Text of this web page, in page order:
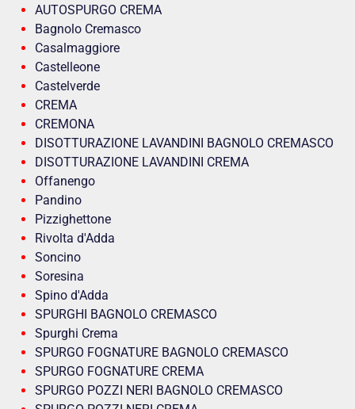
AUTOSPURGO CREMA
Bagnolo Cremasco
Casalmaggiore
Castelleone
Castelverde
CREMA
CREMONA
DISOTTURAZIONE LAVANDINI BAGNOLO CREMASCO
DISOTTURAZIONE LAVANDINI CREMA
Offanengo
Pandino
Pizzighettone
Rivolta d'Adda
Soncino
Soresina
Spino d'Adda
SPURGHI BAGNOLO CREMASCO
Spurghi Crema
SPURGO FOGNATURE BAGNOLO CREMASCO
SPURGO FOGNATURE CREMA
SPURGO POZZI NERI BAGNOLO CREMASCO